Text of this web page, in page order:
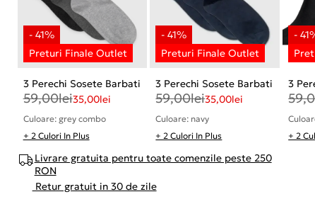
3 Perechi Sosete Barbati
59,00lei35,00lei
Culoare: grey combo
+ 2 Culori In Plus
3 Perechi Sosete Barbati
59,00lei35,00lei
Culoare: navy
+ 2 Culori In Plus
3
+ 2
Livrare gratuita pentru toate comenzile peste 250
RON
Retur gratuit in 30 de zile